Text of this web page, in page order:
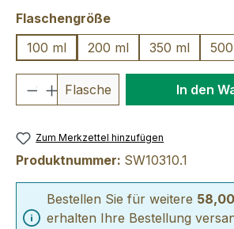
Flaschengrößeauswählen
100 ml
200 ml 350 ml
Produkt Anzahl: Gib
Flasche In den
Zum Merkzettel hinzufügen
Produktnummer: SW10310.1
Bestellen Sie für weitere
erhalten Ihre Bestellung